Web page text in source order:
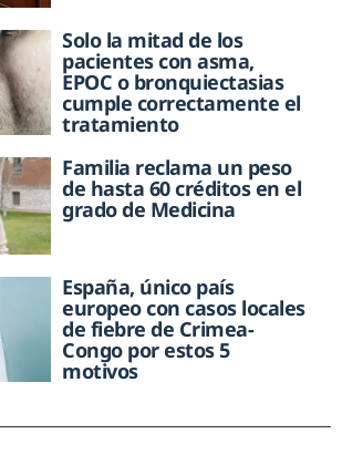
Solo la mitad de los
pacientes con asma,
EPOC o bronquiectasias
cumple correctamente el
tratamiento
Familia reclama un peso
de hasta 60 créditos en el
grado de Medicina
España, único país
europeo con casos locales
de fiebre de Crimea-
Congo por estos 5
motivos